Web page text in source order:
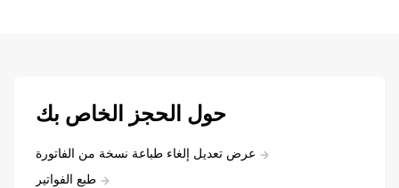
حول الحجز الخاص بك
عرض تعديل إلغاء طباعة نسخة من الفاتورة
طبع الفواتير